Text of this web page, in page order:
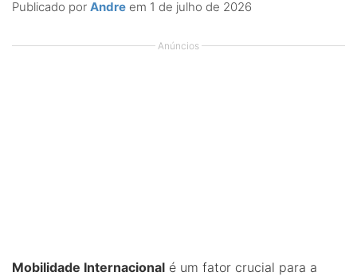
a
Publicado por Andre em 1 de julho de 2026
Anúncios
Mobilidade Internacional é um fator crucial para a